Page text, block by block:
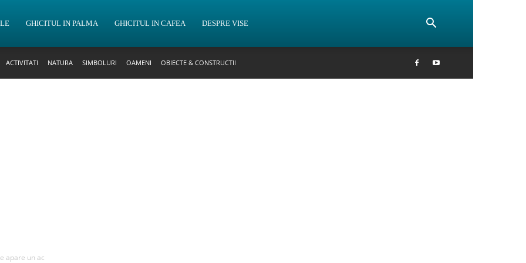
GHICITUL IN PALMA GHICITUL IN CAFEA DESPRE VISE
ACTIVITATI NATURA SIMBOLURI OAMENI OBIECTE & CONSTRUCTII
apare un ac